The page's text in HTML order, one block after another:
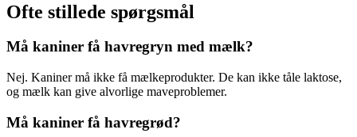
Ofte stillede spørgsmål
Må kaniner få havregryn med mælk?
Nej. Kaniner må ikke få mælkeprodukter. De kan ikke tåle laktose,
og mælk kan give alvorlige maveproblemer.
Må kaniner få havregrød?